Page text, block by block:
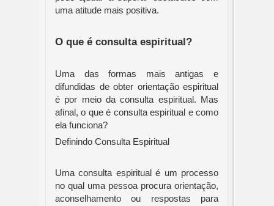
uma atitude mais positiva.
O que é consulta espiritual?
Uma das formas mais antigas e
difundidas de obter orientação espiritual
é por meio da consulta espiritual. Mas
afinal, o que é consulta espiritual e como
ela funciona?
Definindo Consulta Espiritual
Uma consulta espiritual é um processo
no qual uma pessoa procura orientação,
aconselhamento ou respostas para